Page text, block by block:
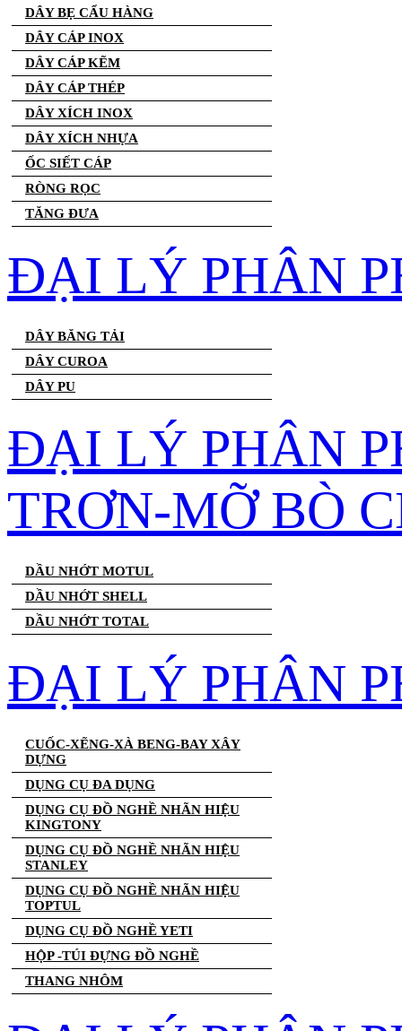
DÂY BẸ CẨU HÀNG
DÂY CÁP INOX
DÂY CÁP KẼM
DÂY CÁP THÉP
DÂY XÍCH INOX
DÂY XÍCH NHỰA
ỐC SIẾT CÁP
RÒNG RỌC
TĂNG ĐƯA
ĐẠI LÝ PHÂN
DÂY BĂNG TẢI
DÂY CUROA
DÂY PU
ĐẠI LÝ PHÂN
TRƠN-MỠ BÒ
DẦU NHỚT MOTUL
DẦU NHỚT SHELL
DẦU NHỚT TOTAL
ĐẠI LÝ PHÂN
CUỐC-XẼNG-XÀ BENG-BAY XÂY
DỰNG
DỤNG CỤ ĐA DỤNG
DỤNG CỤ ĐỒ NGHỀ NHÃN HIỆU
KINGTONY
DỤNG CỤ ĐỒ NGHỀ NHÃN HIỆU
STANLEY
DỤNG CỤ ĐỒ NGHỀ NHÃN HIỆU
TOPTUL
DỤNG CỤ ĐỒ NGHỀ YETI
HỘP -TÚI ĐỰNG ĐỒ NGHỀ
THANG NHÔM